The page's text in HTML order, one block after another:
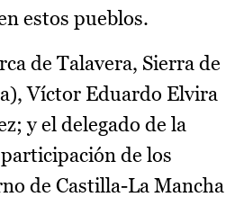
estos pueblos.
de Talavera, Sierra de
Víctor Eduardo Elvira
y el delegado de la
de los
de Castilla-La Mancha